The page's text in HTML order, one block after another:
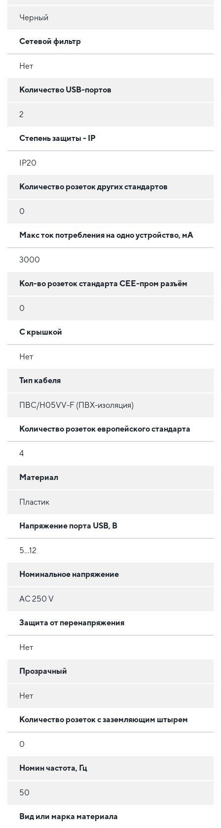
Черный
Сетевой фильтр
Нет
Количество USB-портов
2
Степень защиты - IP
IP20
Количество розеток других стандартов
0
Макс ток потребления на одно устройство, мА
3000
Кол-во розеток стандарта CEE-пром разъём
0
С крышкой
Нет
Тип кабеля
ПВС/H05VV-F (ПВХ-изоляция)
Количество розеток европейского стандарта
4
Материал
Пластик
Напряжение порта USB, В
5...12
Номинальное напряжение
AC 250 V
Защита от перенапряжения
Нет
Прозрачный
Нет
Количество розеток с заземляющим штырем
0
Номин частота, Гц
50
Вид или марка материала